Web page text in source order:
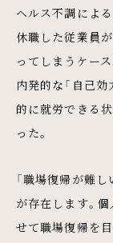
ヘルス不調によ
休職した従業員
ってしまうケー
内発的な「自己効
的に就労できる
った。
「職場復帰が難
が存在します。
せて職場復帰を